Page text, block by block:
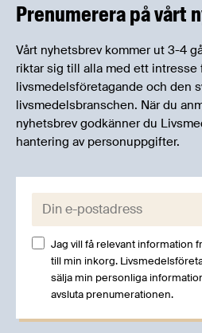
Prenumerera på vårt
Vårt nyhetsbrev kommer ut 3-4
riktar sig till alla med ett intresse
livsmedelsföretagande och den
livsmedelsbranschen. När du
nyhetsbrev godkänner du
hantering av personuppgifter.
E-post:
Jag vill få relevant information
till min inkorg.
sälja min personliga
avsluta prenumerationen.